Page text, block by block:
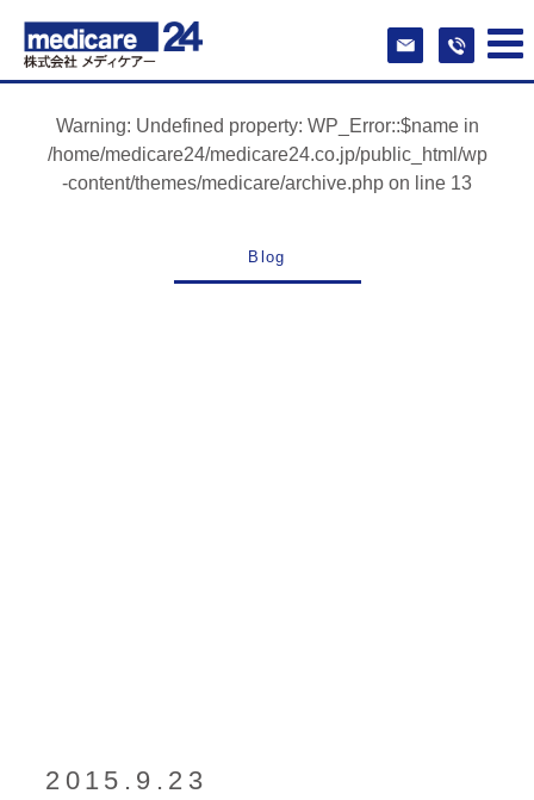
Warning: Undefined property: WP_Error::$name in
/home/medicare24/medicare24.co.jp/public_html/wp
-content/themes/medicare/archive.php on line 13
2015.9.23